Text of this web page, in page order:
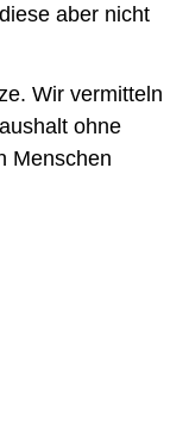
aber nicht
Wir vermitteln
ohne
Menschen